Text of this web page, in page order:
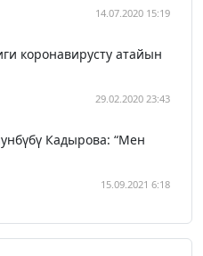
14.07.2020 15:19
коронавирусту атайын
29.02.2020 23:43
Кадырова: “Мен
15.09.2021 6:18